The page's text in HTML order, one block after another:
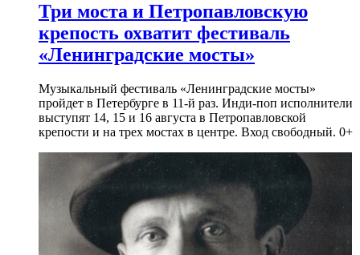
Три моста и Петропавловскую
крепость охватит фестиваль
«Ленинградские мосты»
Музыкальный фестиваль «Ленинградские мосты»
пройдет в Петербурге в 11-й раз. Инди-поп исполнители
выступят 14, 15 и 16 августа в Петропавловской
крепости и на трех мостах в центре. Вход свободный. 0+